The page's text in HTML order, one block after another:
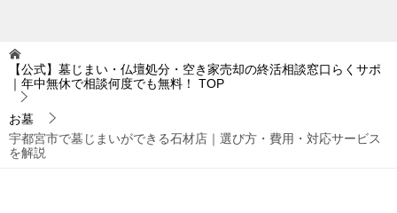
ゲ
ー
シ
ョ
【公式】墓じまい・仏壇処分・空き家売却の終活相談窓口らくサポ
｜年中無休で相談何度でも無料！
TOP
お墓
宇都宮市で墓じまいができる石材店｜選び方・費用・対応サービス
を解説